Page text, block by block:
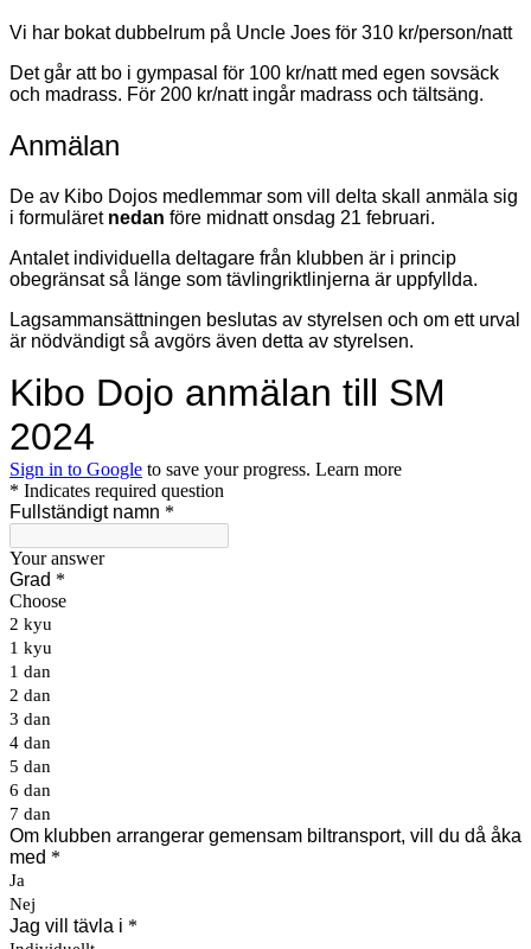
Vi har bokat dubbelrum på Uncle Joes för 310 kr/person/natt
Det går att bo i gympasal för 100 kr/natt med egen sovsäck
och madrass. För 200 kr/natt ingår madrass och tältsäng.
Anmälan
De av Kibo Dojos medlemmar som vill delta skall anmäla sig
i formuläret nedan före midnatt onsdag 21 februari.
Antalet individuella deltagare från klubben är i princip
obegränsat så länge som tävlingriktlinjerna är uppfyllda.
Lagsammansättningen beslutas av styrelsen och om ett urval
är nödvändigt så avgörs även detta av styrelsen.